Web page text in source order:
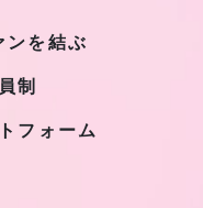
ンを結ぶ
制
フォーム